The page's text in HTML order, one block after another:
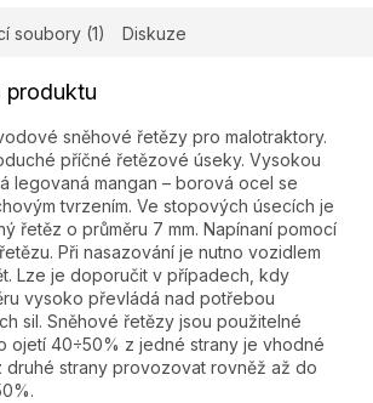
soubory (1) Diskuze
produktu
sněhové řetězy pro malotraktory.
příčné řetězové úseky. Vysokou
legovaná mangan – borová ocel se
tvrzením. Ve stopových úsecích je
řetěz o průměru 7 mm. Napínaní pomocí
Při nasazování je nutno vozidlem
Lze je doporučit v případech, kdy
vysoko převládá nad potřebou
sil. Sněhové řetězy jsou použitelné
ojetí 40÷50% z jedné strany je vhodné
druhé strany provozovat rovněž až do